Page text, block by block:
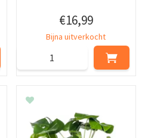
€16,99
Bijna uitverkocht